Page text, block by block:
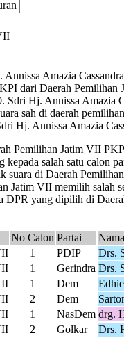
Amazia
dari Daerah Pemilihan
Sdri Hj. Annissa Amazia
sah di daerah
Hj. Annissa Amazia
Pemilihan Jatim VII
kepada salah satu calon
suara di Daerah
Jatim VII memilih salah
DPR yang dipilih di
No Calon Partai
1 PDIP
Drs.
1 Gerindra Drs.
1 Dem
2 Dem
1 NasDem drg.
2 Golkar
Drs.